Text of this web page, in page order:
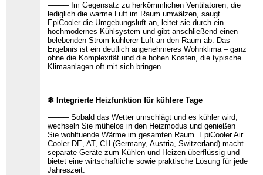
──── Im Gegensatz zu herkömmlichen Ventilatoren, die
lediglich die warme Luft im Raum umwälzen, saugt
EpiCooler die Umgebungsluft an, leitet sie durch ein
hochmodernes Kühlsystem und gibt anschließend einen
belebenden Strom kühlerer Luft an den Raum ab. Das
Ergebnis ist ein deutlich angenehmeres Wohnklima – ganz
ohne die Komplexität und die hohen Kosten, die typische
Klimaanlagen oft mit sich bringen.
❄ Integrierte Heizfunktion für kühlere Tage
──── Sobald das Wetter umschlägt und es kühler wird,
wechseln Sie mühelos in den Heizmodus und genießen
Sie wohltuende Wärme im gesamten Raum. EpiCooler Air
Cooler DE, AT, CH (Germany, Austria, Switzerland) macht
separate Geräte zum Kühlen und Heizen überflüssig und
bietet eine wirtschaftliche sowie praktische Lösung für jede
Jahreszeit.